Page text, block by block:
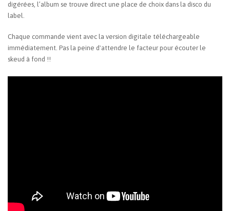
digérées, l’album se trouve direct une place de choix dans la disco du
label.
Chaque commande vient avec la version digitale téléchargeable
immédiatement. Pas la peine d'attendre le facteur pour écouter le
skeud à fond !!